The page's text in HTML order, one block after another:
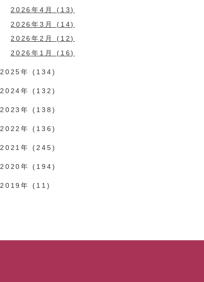
2026年4月 (13)
2026年3月 (14)
2026年2月 (12)
2026年1月 (16)
2025年 (134)
2024年 (132)
2023年 (138)
2022年 (136)
2021年 (245)
2020年 (194)
2019年 (11)